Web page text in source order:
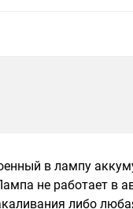
в лампу
не работает в
либо